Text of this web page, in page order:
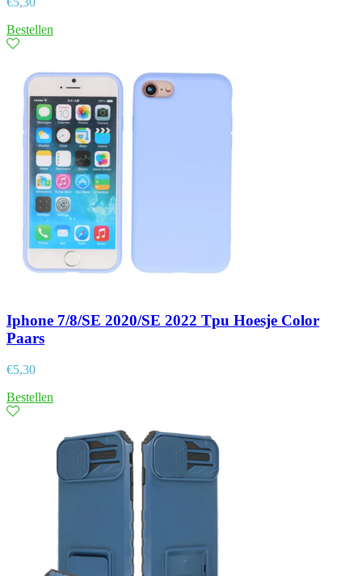
Bestellen
Iphone 7/8/SE 2020/SE 2022 Tpu Hoesje Color
Paars
€5,30
Bestellen